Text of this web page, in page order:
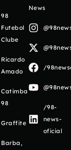
98
Futebol
Clube
Ricardo
Amado
Catimba
98
Graffite
Barba,
News
/
/98-
news-
oficial